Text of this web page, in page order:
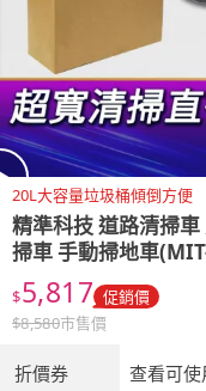
20L大容量垃圾桶傾倒方便
精準科技道路清掃
掃車 手動掃地車
$5,817 促銷價
$8,580市售價
折價券 查看可